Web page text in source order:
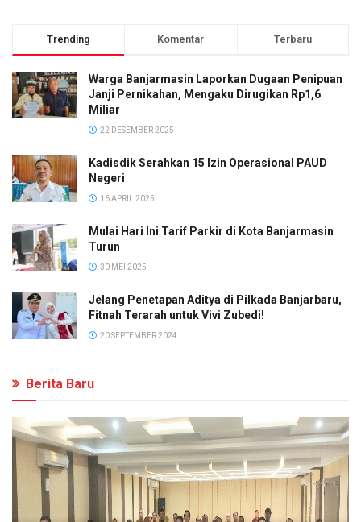
Trending Komentar Terbaru
Warga Banjarmasin Laporkan Dugaan Penipuan
Janji Pernikahan, Mengaku Dirugikan Rp1,6
Miliar
22 DESEMBER 2025
Kadisdik Serahkan 15 Izin Operasional PAUD
Negeri
16 APRIL 2025
Mulai Hari Ini Tarif Parkir di Kota Banjarmasin
Turun
30 MEI 2025
Jelang Penetapan Aditya di Pilkada Banjarbaru,
Fitnah Terarah untuk Vivi Zubedi!
20 SEPTEMBER 2024
Berita Baru